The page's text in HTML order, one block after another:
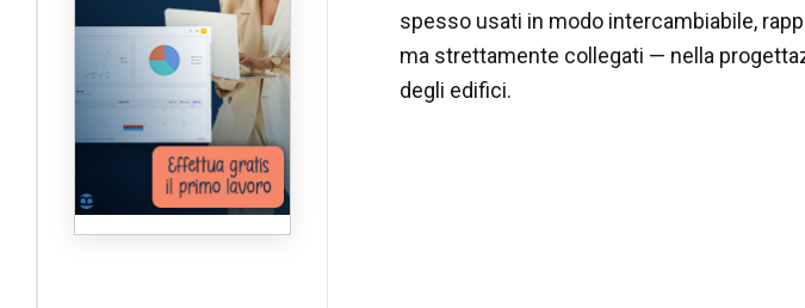
spesso usati in modo intercambiabile,
ma strettamente collegati — nella
degli edifici.